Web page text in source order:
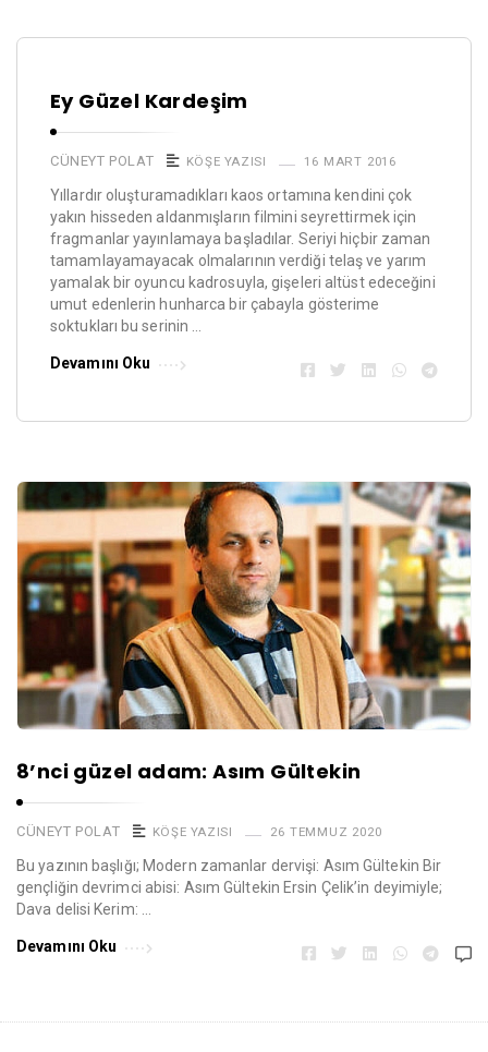
Ey Güzel Kardeşim
CÜNEYT POLAT KÖŞE YAZISI 16 MART 2016
Yıllardır oluşturamadıkları kaos ortamına kendini çok
yakın hisseden aldanmışların filmini seyrettirmek için
fragmanlar yayınlamaya başladılar. Seriyi hiçbir zaman
tamamlayamayacak olmalarının verdiği telaş ve yarım
yamalak bir oyuncu kadrosuyla, gişeleri altüst edeceğini
umut edenlerin hunharca bir çabayla gösterime
soktukları bu serinin …
Devamını Oku
8’nci güzel adam: Asım Gültekin
CÜNEYT POLAT KÖŞE YAZISI 26 TEMMUZ 2020
Bu yazının başlığı; Modern zamanlar dervişi: Asım Gültekin Bir
gençliğin devrimci abisi: Asım Gültekin Ersin Çelik’in deyimiyle;
Dava delisi Kerim: …
Devamını Oku